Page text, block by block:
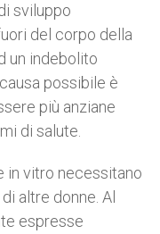
sviluppo
del corpo della
un indebolito
possibile è
più anziane
di salute.
in vitro necessitano
altre donne. Al
espresse